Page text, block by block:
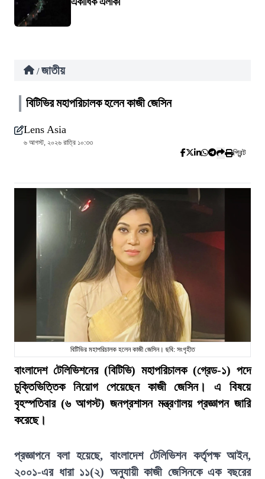
/ জাতীয়
বিটিভির মহাপরিচালক হলেন কাজী জেসিন
Lens Asia
৬ আগস্ট, ২০২৬ রাত্রি ১০:৩৩
প্রিন্ট
বিটিভির মহাপরিচালক হলেন কাজী জেসিন। ছবি: সংগৃহীত
বাংলাদেশ টেলিভিশনের (বিটিভি) মহাপরিচালক (গ্রেড-১) পদে
চুক্তিভিত্তিক নিয়োগ পেয়েছেন কাজী জেসিন। এ বিষয়ে
বৃহস্পতিবার (৬ আগস্ট) জনপ্রশাসন মন্ত্রণালয় প্রজ্ঞাপন জারি
করেছে।
প্রজ্ঞাপনে বলা হয়েছে, বাংলাদেশ টেলিভিশন কর্তৃপক্ষ আইন,
২০০১-এর ধারা ১১(২) অনুযায়ী কাজী জেসিনকে এক বছরের